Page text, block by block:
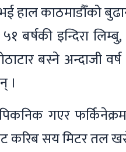
हाल काठमाडौँको
बर्षकी इन्दिरा
बस्ने अन्दाजी
।
गएर
करिब सय मिटर तल